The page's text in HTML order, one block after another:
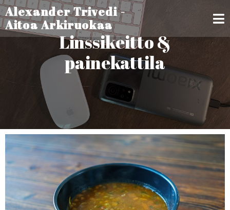
Alexander Trivedi -
Aitoa Arkiruokaa
Linssikeitto &
painekattila